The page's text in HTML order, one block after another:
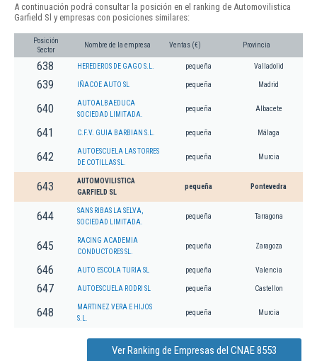
A continuación podrá consultar la posición en el ranking de Automovilistica
Garfield Sl y empresas con posiciones similares:
Posición
Sector
Nombre de la empresa Ventas (€) Provincia
638 HEREDEROS DE GAGO S.L. pequeña Valladolid
639 IÑACOE AUTO SL pequeña Madrid
640
AUTOALBAEDUCA
SOCIEDAD LIMITADA.
pequeña Albacete
641 C.F.V. GUIA BARBIAN S.L. pequeña Málaga
642
AUTOESCUELA LAS TORRES
DE COTILLAS SL.
pequeña Murcia
643
AUTOMOVILISTICA
GARFIELD SL
pequeña Pontevedra
644
SANS RIBAS LA SELVA,
SOCIEDAD LIMITADA.
pequeña Tarragona
645
RACING ACADEMIA
CONDUCTORES SL.
pequeña Zaragoza
646 AUTO ESCOLA TURIA SL pequeña Valencia
647 AUTOESCUELA RODRI SL pequeña Castellon
648
MARTINEZ VERA E HIJOS
S.L.
pequeña Murcia
Ver Ranking de Empresas del CNAE 8553